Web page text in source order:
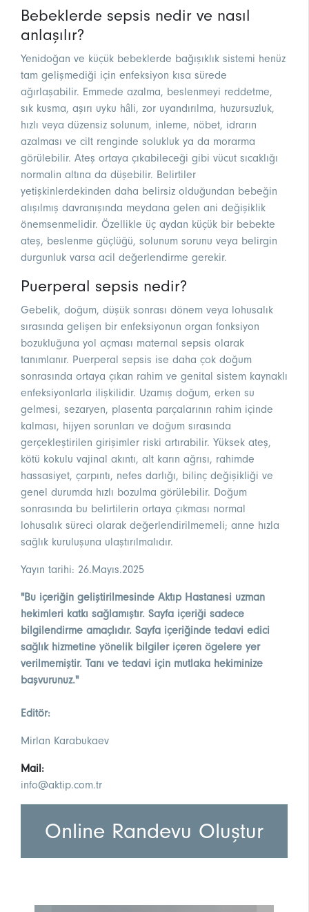
Bebeklerde sepsis nedir ve nasıl
anlaşılır?
Yenidoğan ve küçük bebeklerde bağışıklık sistemi henüz
tam gelişmediği için enfeksiyon kısa sürede
ağırlaşabilir. Emmede azalma, beslenmeyi reddetme,
sık kusma, aşırı uyku hâli, zor uyandırılma, huzursuzluk,
hızlı veya düzensiz solunum, inleme, nöbet, idrarın
azalması ve cilt renginde solukluk ya da morarma
görülebilir. Ateş ortaya çıkabileceği gibi vücut sıcaklığı
normalin altına da düşebilir. Belirtiler
yetişkinlerdekinden daha belirsiz olduğundan bebeğin
alışılmış davranışında meydana gelen ani değişiklik
önemsenmelidir. Özellikle üç aydan küçük bir bebekte
ateş, beslenme güçlüğü, solunum sorunu veya belirgin
durgunluk varsa acil değerlendirme gerekir.
Puerperal sepsis nedir?
Gebelik, doğum, düşük sonrası dönem veya lohusalık
sırasında gelişen bir enfeksiyonun organ fonksiyon
bozukluğuna yol açması maternal sepsis olarak
tanımlanır. Puerperal sepsis ise daha çok doğum
sonrasında ortaya çıkan rahim ve genital sistem kaynaklı
enfeksiyonlarla ilişkilidir. Uzamış doğum, erken su
gelmesi, sezaryen, plasenta parçalarının rahim içinde
kalması, hijyen sorunları ve doğum sırasında
gerçekleştirilen girişimler riski artırabilir. Yüksek ateş,
kötü kokulu vajinal akıntı, alt karın ağrısı, rahimde
hassasiyet, çarpıntı, nefes darlığı, bilinç değişikliği ve
genel durumda hızlı bozulma görülebilir. Doğum
sonrasında bu belirtilerin ortaya çıkması normal
lohusalık süreci olarak değerlendirilmemeli; anne hızla
sağlık kuruluşuna ulaştırılmalıdır.
Yayın tarihi: 26.Mayıs.2025
"Bu içeriğin geliştirilmesinde Aktıp Hastanesi uzman
hekimleri katkı sağlamıştır. Sayfa içeriği sadece
bilgilendirme amaçlıdır. Sayfa içeriğinde tedavi edici
sağlık hizmetine yönelik bilgiler içeren ögelere yer
verilmemiştir. Tanı ve tedavi için mutlaka hekiminize
başvurunuz."
Editör:
Mirlan Karabukaev
Mail:
info@aktip.com.tr
Online Randevu Oluştur